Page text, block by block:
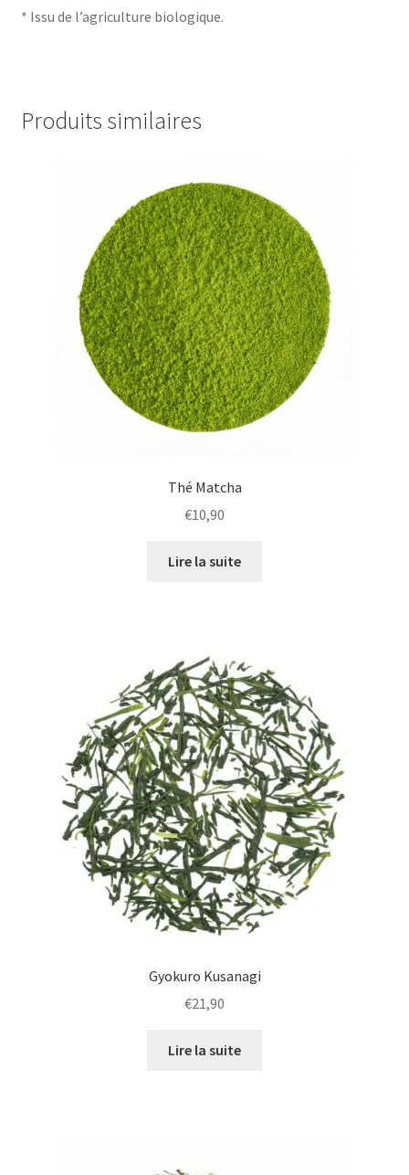
* Issu de l’agriculture biologique.
Produits similaires
Thé Matcha
€10,90
Lire la suite
Gyokuro Kusanagi
€21,90
Lire la suite